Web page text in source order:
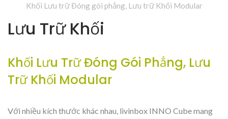
Khối Lưu trữ Đóng gói phẳng, Lưu trữ Khối Modular
Lưu Trữ Khối
Khối Lưu Trữ Đóng Gói Phẳng, Lưu
Trữ Khối Modular
Với nhiều kích thước khác nhau, livinbox INNO Cube mang